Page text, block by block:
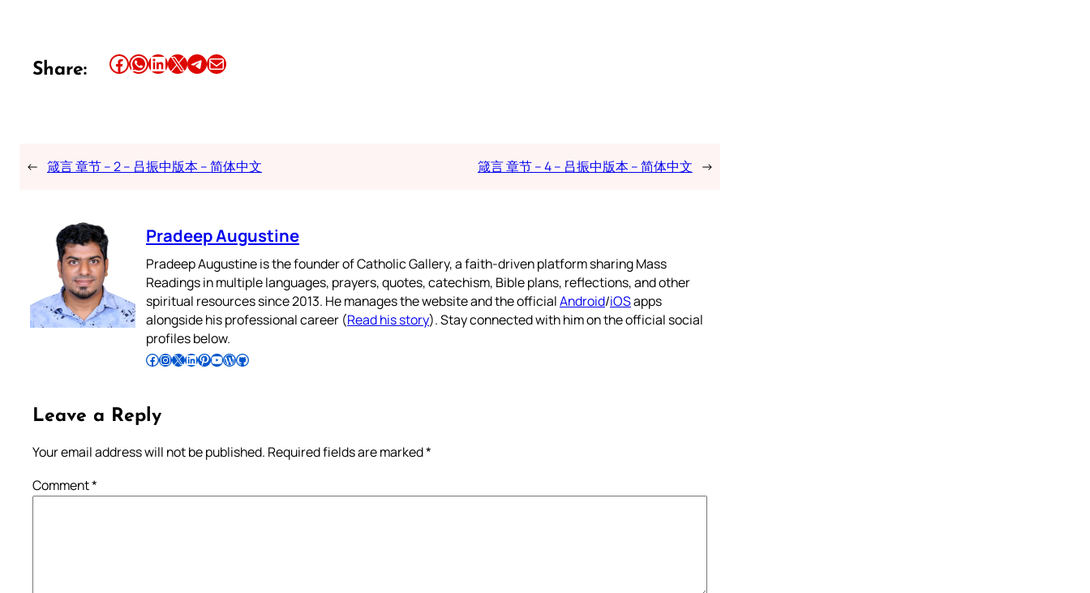
Share: Share this article on Facebook Share this article on WhatsApp Share this article on LinkedIn Share this article on X Share this article on TelegramEmail this Article
← 箴言 章节 – 2 – 吕振中版本 – 简体中文 箴言 章节 – 4 – 吕振中版本 – 简体中文 →
Pradeep Augustine
Pradeep Augustine is the founder of Catholic Gallery, a faith-driven platform sharing Mass
Readings in multiple languages, prayers, quotes, catechism, Bible plans, reflections, and other
spiritual resources since 2013. He manages the website and the officialAndroid/iOSapps
alongside his professional career (Read his story). Stay connected with him on the official social
profiles below.
Follow Pradeep on Facebook Follow Pradeep on InstagramFollow Pradeep on X Follow Pradeep on LinkedIn Follow Pradeep on Pinterest Subscribe to Pradeep’s Youtube Channel Follow Pradeep on WordPress Follow Pradeep on GitHub
Leave a Reply
Your email address will not be published. Required fields are marked*
Comment*